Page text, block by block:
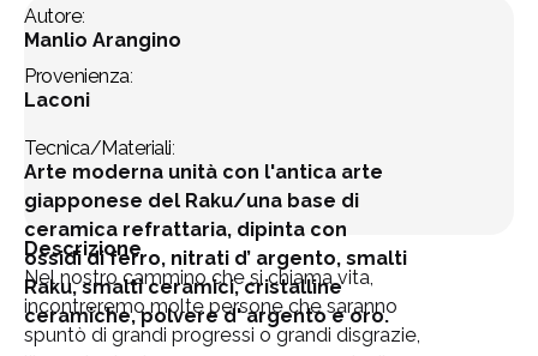
Autore:
Manlio Arangino
Provenienza:
Laconi
Tecnica/Materiali:
Arte moderna unità con l'antica arte
giapponese del Raku/una base di
ceramica refrattaria, dipinta con
ossidi di ferro, nitrati d’ argento, smalti
Raku, smalti ceramici, cristalline
ceramiche, polvere d' argento e oro.
Descrizione
Nel nostro cammino che si chiama vita,
incontreremo molte persone che saranno
spuntò di grandi progressi o grandi disgrazie,